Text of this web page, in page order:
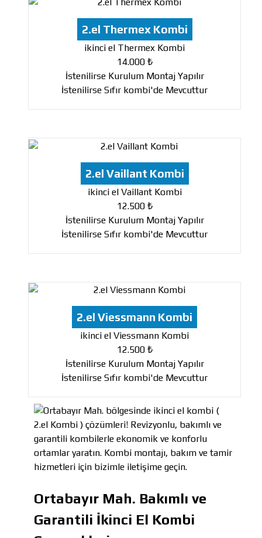
2.el Thermex Kombi
ikinci el Thermex Kombi
14.000 ₺
İstenilirse Kurulum Montaj Yapılır
İstenilirse Sıfır kombi'de Mevcuttur
2.el Vaillant Kombi
ikinci el Vaillant Kombi
12.500 ₺
İstenilirse Kurulum Montaj Yapılır
İstenilirse Sıfır kombi'de Mevcuttur
2.el Viessmann Kombi
ikinci el Viessmann Kombi
12.500 ₺
İstenilirse Kurulum Montaj Yapılır
İstenilirse Sıfır kombi'de Mevcuttur
Ortabayır Mah. Bakımlı ve
Garantili İkinci El Kombi